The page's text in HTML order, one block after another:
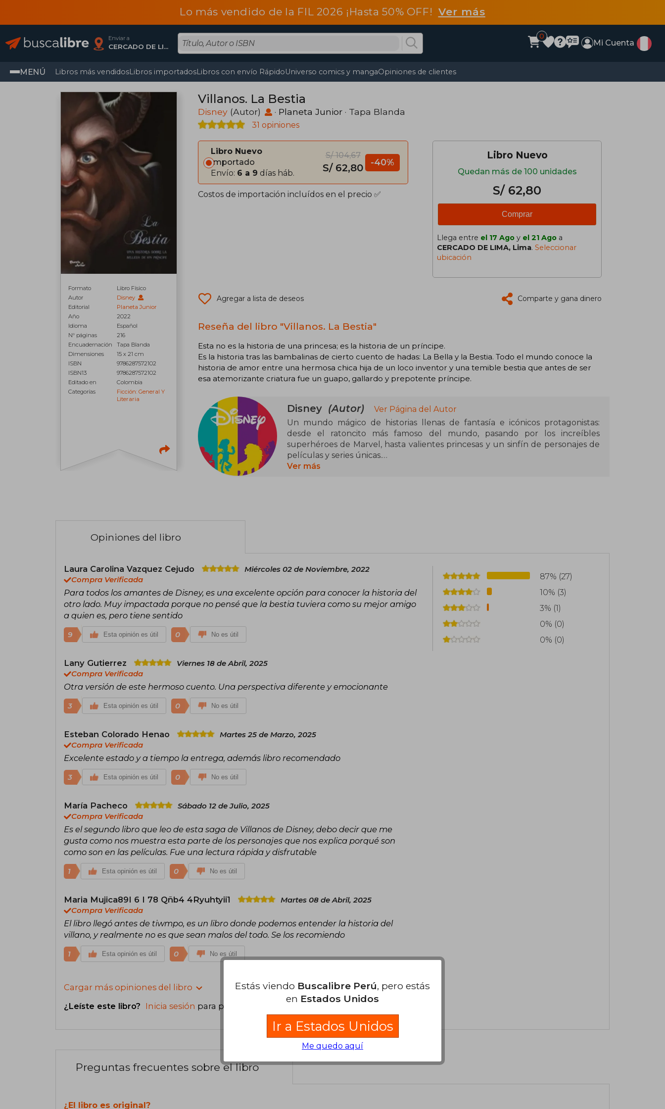
Lo más vendido de la FIL 2026 ¡Hasta 50% OFF! Ver más
Enviar a
CERCADO DE LIMA, Lima
0
Mi Cuenta
MENÚ Libros más vendidosLibros importadosLibros con envío RápidoUniverso comics y mangaOpiniones de clientes
Formato
Libro Físico
Autor
Disney
Editorial
Planeta Junior
Año
2022
Idioma
Español
N° páginas
216
Encuadernación
Tapa Blanda
Dimensiones
15 x 21 cm
ISBN
9786287572102
ISBN13
9786287572102
Editado en
Colombia
Categorías
Ficción: General Y
Literaria
Villanos. La Bestia
Disney (Autor) · Planeta Junior · Tapa Blanda
31 opiniones
Libro Nuevo
Importado
Envío: 6 a 9 días háb.
S/ 104,67
S/ 62,80 -40%
Costos de importación incluídos en el precio ✅
Libro Nuevo
Quedan más de 100 unidades
S/ 62,80
Comprar
Llega entre el 17 Ago y el 21 Ago a
CERCADO DE LIMA, Lima. Seleccionar
ubicación
Agregar a lista de deseos Comparte y gana dinero
Reseña del libro "Villanos. La Bestia"
Esta no es la historia de una princesa; es la historia de un príncipe.
Es la historia tras las bambalinas de cierto cuento de hadas: La Bella y la Bestia. Todo el mundo conoce la
historia de amor entre una hermosa chica hija de un loco inventor y una temible bestia que antes de ser
esa atemorizante criatura fue un guapo, gallardo y prepotente príncipe.
Disney (Autor)
Ver Página del Autor
Un mundo mágico de historias llenas de fantasía e icónicos protagonistas:
desde el ratoncito más famoso del mundo, pasando por los increíbles
superhéroes de Marvel, hasta valientes princesas y un sinfín de personajes de
películas y series únicas.
Ver más
Opiniones del libro
Laura Carolina Vazquez Cejudo
Miércoles 02 de Noviembre, 2022
Compra Verificada
Para todos los amantes de Disney, es una excelente opción para conocer la historia del
otro lado. Muy impactada porque no pensé que la bestia tuviera como su mejor amigo
a quien es, pero tiene sentido
9 Esta opinión es útil 0 No es útil
Lany Gutierrez
Viernes 18 de Abril, 2025
Compra Verificada
Otra versión de este hermoso cuento. Una perspectiva diferente y emocionante
3 Esta opinión es útil 0 No es útil
Esteban Colorado Henao
Martes 25 de Marzo, 2025
Compra Verificada
Excelente estado y a tiempo la entrega, además libro recomendado
3 Esta opinión es útil 0 No es útil
María Pacheco
Sábado 12 de Julio, 2025
Compra Verificada
Es el segundo libro que leo de esta saga de Villanos de Disney, debo decir que me
gusta como nos muestra esta parte de los personajes que nos explica porqué son
como son en las películas. Fue una lectura rápida y disfrutable
1 Esta opinión es útil 0 No es útil
Maria Mujica89I 6 I 78 Qñb4 4Ryuhtyii1
Martes 08 de Abril, 2025
Compra Verificada
El libro llegó antes de tiwmpo, es un libro donde podemos entender la historia del
villano, y realmente no es que sean malos del todo. Se los recomiendo
1 Esta opinión es útil 0 No es útil
Cargar más opiniones del libro
¿Leíste este libro? Inicia sesión para poder agregar tu propia evaluación
87% (27)
10% (3)
3% (1)
0% (0)
0% (0)
Preguntas frecuentes sobre el libro
¿El libro es original?
Estás viendo Buscalibre Perú, pero estás
en Estados Unidos
Ir a Estados Unidos
Me quedo aquí